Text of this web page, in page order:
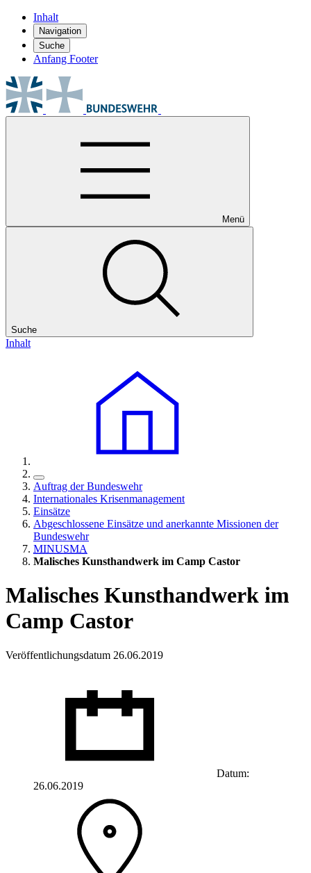
Inhalt
Navigation
Suche
Anfang Footer
Menü
Suche
Inhalt
Auftrag der Bundeswehr
Internationales Krisenmanagement
Einsätze
Abgeschlossene Einsätze und anerkannte Missionen der
Bundeswehr
MINUSMA
Malisches Kunsthandwerk im Camp Castor
Malisches Kunsthandwerk im
Camp Castor
Veröffentlichungsdatum 26.06.2019
Datum:
26.06.2019